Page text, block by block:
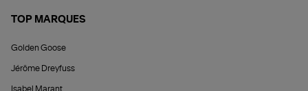
TOP MARQUES
Golden Goose
Jérôme Dreyfuss
Isabel Marant